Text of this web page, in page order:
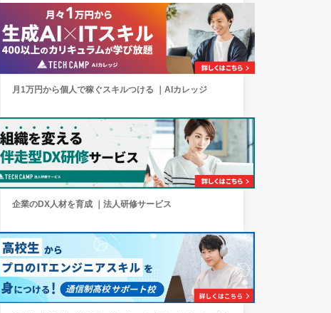
月1万円から個人で稼ぐスキルつける ｜AIカレッジ
企業のDX人材を育成 ｜法人研修サービス